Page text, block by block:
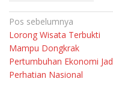
Navigasi
pos
Pos sebelumnya
Lorong Wisata Terbukti
Mampu Dongkrak
Pertumbuhan Ekonomi
Perhatian Nasional